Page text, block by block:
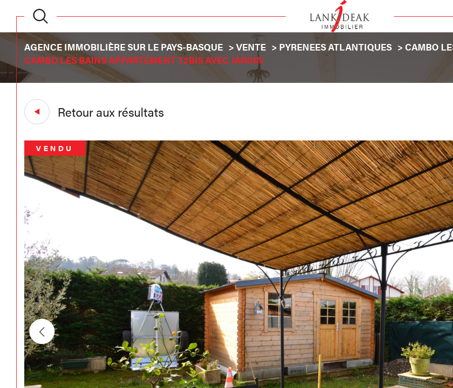
AGENCE IMMOBILIÈRE SUR LE PAYS-BASQUE VENTE PYRENEES ATLANTIQUES CAMBO
CAMBO LES BAINS APPARTEMENT T2BIS AVEC JARDIN
Retour aux résultats
VENDU